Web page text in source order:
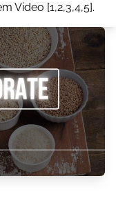
Video [1,2,3,4,5].